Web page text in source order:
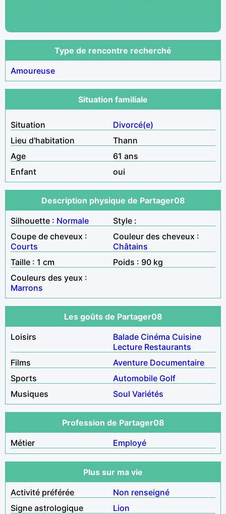
Type de rencontre recherché
Amoureuse
Situation familiale
Situation
Divorcé(e)
Lieu d'habitation
Thann
Age
61 ans
Enfant
oui
Description physique de Partager08
Silhouette : Normale
Style :
Coupe de cheveux :
Courts
Couleur des cheveux :
Châtains
Taille : 1 cm
Poids : 90 kg
Couleurs des yeux :
Marrons
Les goûts de Partager08
Loisirs
Balade Cinéma Cuisine
Lecture Restaurants
Films
Aventure Documentaire
Sports
Automobile Golf
Musiques
Soul Variétés
Profession de Partager08
Métier
Employé
Plus sur ma vie
Activité préférée
Non renseigné
Signe astrologique
Lion